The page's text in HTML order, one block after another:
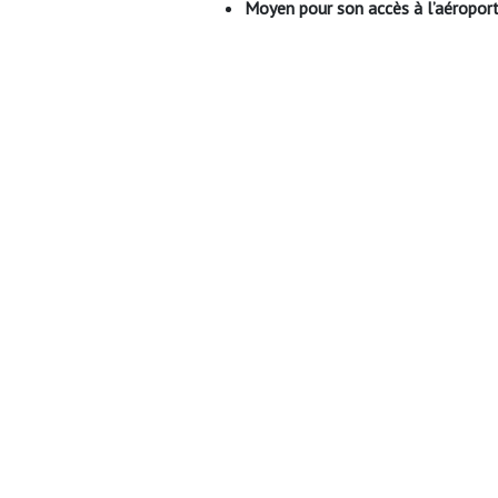
Moyen pour son accès à